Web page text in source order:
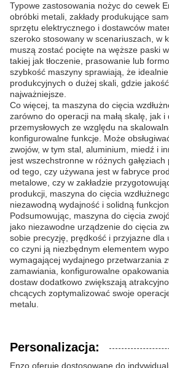
Typowe zastosowania nożyc do cewek
obróbki metali, zakłady produkujące
sprzętu elektrycznego i dostawców
szeroko stosowany w scenariuszach, w
muszą zostać pocięte na węższe paski
takiej jak tłoczenie, prasowanie lub
szybkość maszyny sprawiają, że
produkcyjnych o dużej skali, gdzie
najważniejsze.
Co więcej, ta maszyna do cięcia
zarówno do operacji na małą skalę, jak
przemysłowych ze względu na
konfigurowalne funkcje. Może
zwojów, w tym stal, aluminium, miedź i
jest wszechstronne w różnych gałęziach
od tego, czy używana jest w fabryce
metalowe, czy w zakładzie
produkcji, maszyna do cięcia
niezawodną wydajność i solidną
Podsumowując, maszyna do cięcia
jako niezawodne urządzenie do cięcia
sobie precyzję, prędkość i przyjazne dla
co czyni ją niezbędnym elementem
wymagającej wydajnego przetwarzania
zamawiania, konfigurowalne
dostaw dodatkowo zwiększają
chcących zoptymalizować swoje
metalu.
Personalizacja:
Enzo oferuje dostosowane do